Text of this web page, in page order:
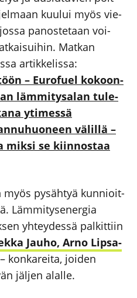
kuu­lui myös vie­
panos­te­taan voi­
Mat­kan
artik­ke­lis­sa:
– Euro­fuel kokoon­
läm­mi­ty­sa­lan tule­
yti­mes­sä
välil­lä –
mik­si se kiin­nos­taa
myös pysäh­tyä kun­nioit­
Läm­mi­ty­se­ner­gia
yhtey­des­sä pal­kit­tiin
Jau­ho, Arno Lip­sa­
– kon­ka­rei­ta, joi­den
jäl­jen alal­le.